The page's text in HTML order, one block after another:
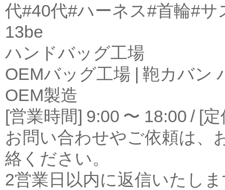
代#40代#ハーネス#首輪#サ
13be
ハンドバッグ工場
OEMバッグ工場 | 鞄カバン
OEM製造
[営業時間] 9:00 〜 18:00 / [
お問い合わせやご依頼は、
絡ください。
2営業日以内に返信いたし